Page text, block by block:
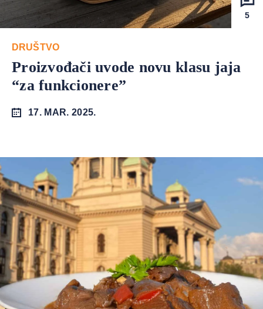
5
DRUŠTVO
Proizvođači uvode novu klasu jaja
“za funkcionere”
17. MAR. 2025.